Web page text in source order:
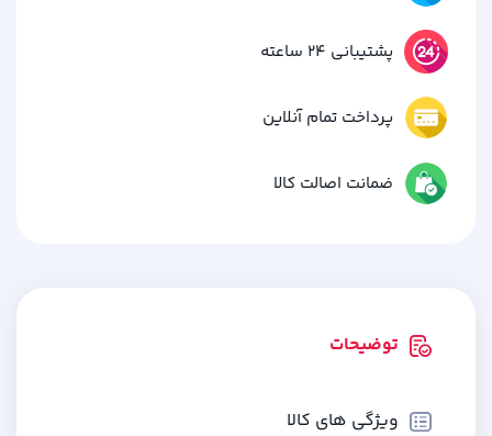
پشتیبانی 24 ساعته
پرداخت تمام آنلاین
ضمانت اصالت کالا
توضیحات
ویژگی های کالا